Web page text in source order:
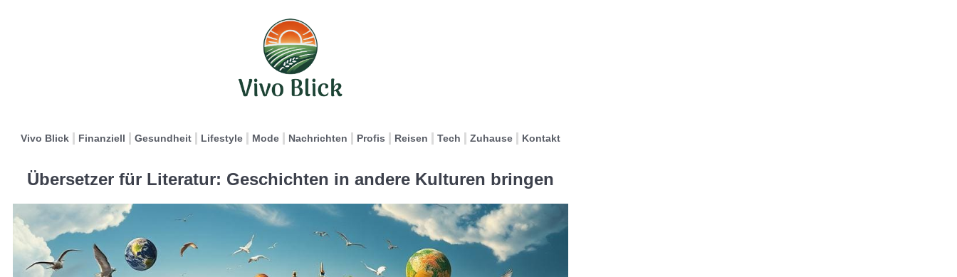
Vivo Blick Finanziell Gesundheit Lifestyle Mode Nachrichten Profis Reisen Tech Zuhause Kontakt
Übersetzer für Literatur: Geschichten in andere Kulturen bringen